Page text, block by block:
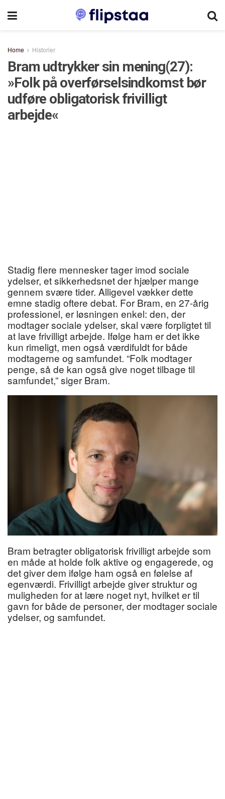
Home Historier
Bram udtrykker sin mening(27):
»Folk på overførselsindkomst bør
udføre obligatorisk frivilligt
arbejde«
Stadig flere mennesker tager imod sociale
ydelser, et sikkerhedsnet der hjælper mange
gennem svære tider. Alligevel vækker dette
emne stadig oftere debat. For Bram, en 27-årig
professionel, er løsningen enkel: den, der
modtager sociale ydelser, skal være forpligtet til
at lave frivilligt arbejde. Ifølge ham er det ikke
kun rimeligt, men også værdifuldt for både
modtagerne og samfundet. “Folk modtager
penge, så de kan også give noget tilbage til
samfundet,” siger Bram.
Bram betragter obligatorisk frivilligt arbejde som
en måde at holde folk aktive og engagerede, og
det giver dem ifølge ham også en følelse af
egenværdi. Frivilligt arbejde giver struktur og
muligheden for at lære noget nyt, hvilket er til
gavn for både de personer, der modtager sociale
ydelser, og samfundet.